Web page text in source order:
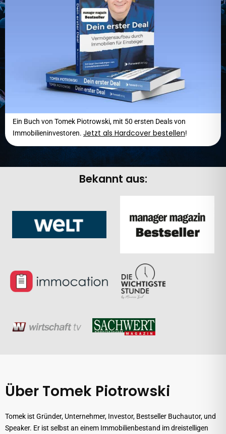
Ein Buch von Tomek Piotrowski, mit 50 ersten Deals von
Immobilieninvestoren. Jetzt als Hardcover bestellen!
Bekannt aus:
Über Tomek Piotrowski
Tomek ist Gründer, Unternehmer, Investor, Bestseller Buchautor, und
Speaker. Er ist selbst an einem Immobilienbestand im dreistelligen